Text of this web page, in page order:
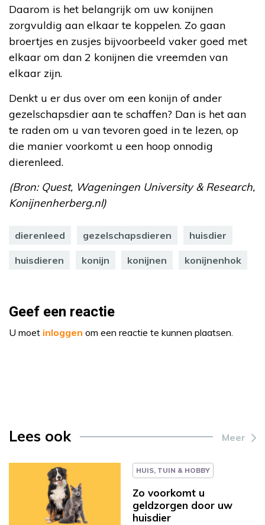
Daarom is het belangrijk om uw konijnen
zorgvuldig aan elkaar te koppelen. Zo gaan
broertjes en zusjes bijvoorbeeld vaker goed met
elkaar om dan 2 konijnen die vreemden van
elkaar zijn.
Denkt u er dus over om een konijn of ander
gezelschapsdier aan te schaffen? Dan is het aan
te raden om u van tevoren goed in te lezen, op
die manier voorkomt u een hoop onnodig
dierenleed.
(Bron: Quest, Wageningen University & Research,
Konijnenherberg.nl)
dierenleed gezelschapsdieren huisdier
huisdieren konijn konijnen konijnenhok
Geef een reactie
U moet inloggen om een reactie te kunnen plaatsen.
Lees ook Meer
HUIS, TUIN & HOBBY
Zo voorkomt u
geldzorgen door uw
huisdier